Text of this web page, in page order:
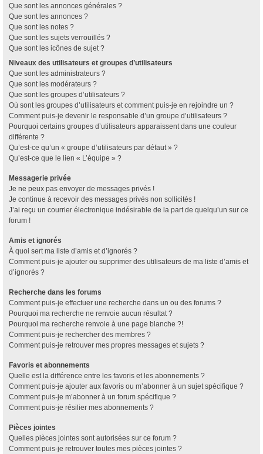
Que sont les annonces générales ?
Que sont les annonces ?
Que sont les notes ?
Que sont les sujets verrouillés ?
Que sont les icônes de sujet ?
Niveaux des utilisateurs et groupes d’utilisateurs
Que sont les administrateurs ?
Que sont les modérateurs ?
Que sont les groupes d’utilisateurs ?
Où sont les groupes d’utilisateurs et comment puis-je en rejoindre un ?
Comment puis-je devenir le responsable d’un groupe d’utilisateurs ?
Pourquoi certains groupes d’utilisateurs apparaissent dans une couleur
différente ?
Qu’est-ce qu’un « groupe d’utilisateurs par défaut » ?
Qu’est-ce que le lien « L’équipe » ?
Messagerie privée
Je ne peux pas envoyer de messages privés !
Je continue à recevoir des messages privés non sollicités !
J’ai reçu un courrier électronique indésirable de la part de quelqu’un sur ce
forum !
Amis et ignorés
À quoi sert ma liste d’amis et d’ignorés ?
Comment puis-je ajouter ou supprimer des utilisateurs de ma liste d’amis et
d’ignorés ?
Recherche dans les forums
Comment puis-je effectuer une recherche dans un ou des forums ?
Pourquoi ma recherche ne renvoie aucun résultat ?
Pourquoi ma recherche renvoie à une page blanche ?!
Comment puis-je rechercher des membres ?
Comment puis-je retrouver mes propres messages et sujets ?
Favoris et abonnements
Quelle est la différence entre les favoris et les abonnements ?
Comment puis-je ajouter aux favoris ou m’abonner à un sujet spécifique ?
Comment puis-je m’abonner à un forum spécifique ?
Comment puis-je résilier mes abonnements ?
Pièces jointes
Quelles pièces jointes sont autorisées sur ce forum ?
Comment puis-je retrouver toutes mes pièces jointes ?